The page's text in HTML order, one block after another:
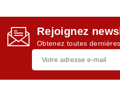
Rejoignez
Obtenez toutes